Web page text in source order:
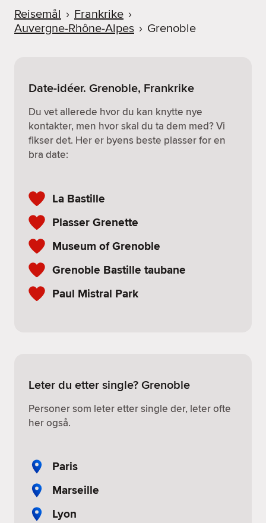
Reisemål › Frankrike ›
Auvergne-Rhône-Alpes › Grenoble
Date-idéer. Grenoble, Frankrike
Du vet allerede hvor du kan knytte nye
kontakter, men hvor skal du ta dem med? Vi
fikser det. Her er byens beste plasser for en
bra date:
La Bastille
Plasser Grenette
Museum of Grenoble
Grenoble Bastille taubane
Paul Mistral Park
Leter du etter single? Grenoble
Personer som leter etter single der, leter ofte
her også.
Paris
Marseille
Lyon